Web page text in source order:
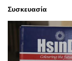
Συσκευασία